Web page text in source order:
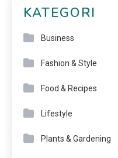
KATEGORI
Business
Fashion & Style
Food & Recipes
Lifestyle
Plants & Gardening